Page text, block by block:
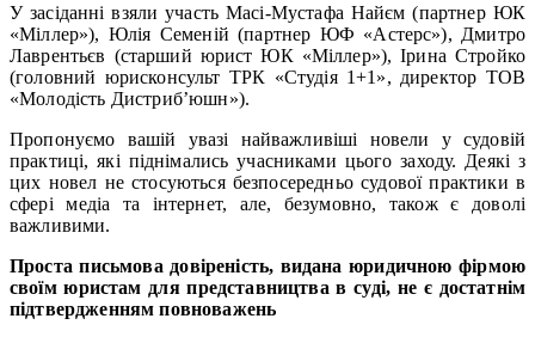
У засіданні взяли участь Масі-Мустафа Найєм (партнер ЮК
«Міллер»), Юлія Семеній (партнер ЮФ «Астерс»), Дмитро
Лаврентьєв (старший юрист ЮК «Міллер»), Ірина Стройко
(головний юрисконсульт ТРК «Студія 1+1», директор ТОВ
«Молодість Дистриб’юшн»).
Пропонуємо вашій увазі найважливіші новели у судовій
практиці, які піднімались учасниками цього заходу. Деякі з
цих новел не стосуються безпосередньо судової практики в
сфері медіа та інтернет, але, безумовно, також є доволі
важливими.
Проста письмова довіреність, видана юридичною фірмою
своїм юристам для представництва в суді, не є достатнім
підтвердженням повноважень